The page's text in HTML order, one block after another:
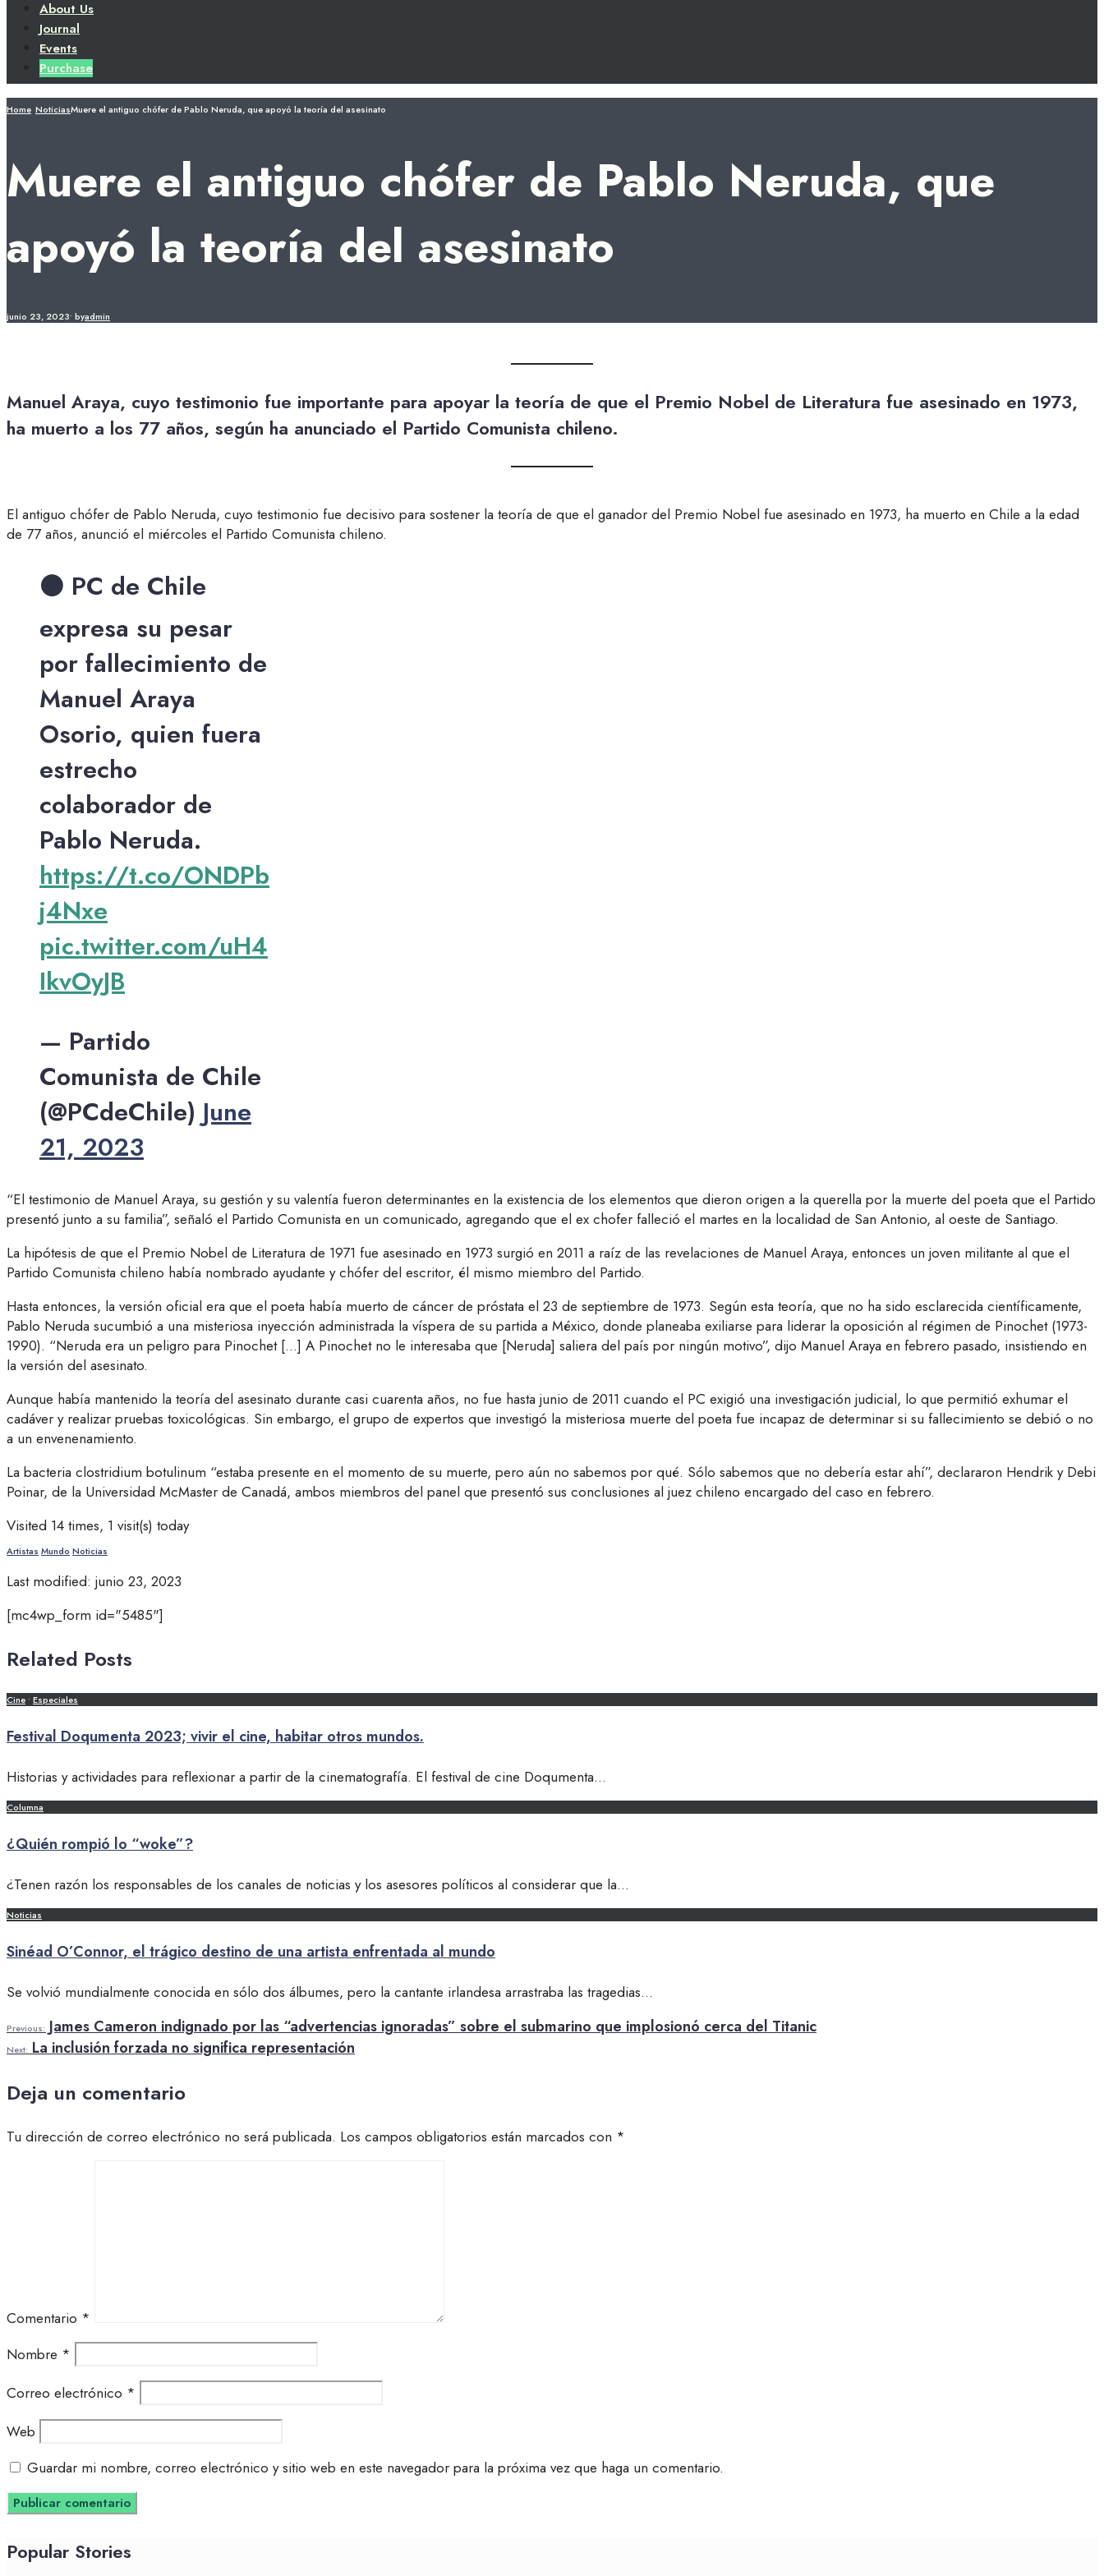
About Us
Journal
Events
Purchase
Home NoticiasMuere el antiguo chófer de Pablo Neruda, que apoyó la teoría del asesinato
Muere el antiguo chófer de Pablo Neruda, que
apoyó la teoría del asesinato
junio 23, 2023• byadmin
Manuel Araya, cuyo testimonio fue importante para apoyar la teoría de que el Premio Nobel de Literatura fue asesinado en 1973,
ha muerto a los 77 años, según ha anunciado el Partido Comunista chileno.
El antiguo chófer de Pablo Neruda, cuyo testimonio fue decisivo para sostener la teoría de que el ganador del Premio Nobel fue asesinado en 1973, ha muerto en Chile a la edad
de 77 años, anunció el miércoles el Partido Comunista chileno.
⚫️ PC de Chile
expresa su pesar
por fallecimiento de
Manuel Araya
Osorio, quien fuera
estrecho
colaborador de
Pablo Neruda.
https://t.co/ONDPb
j4Nxe
pic.twitter.com/uH4
IkvOyJB
— Partido
Comunista de Chile
(@PCdeChile) June
21, 2023
“El testimonio de Manuel Araya, su gestión y su valentía fueron determinantes en la existencia de los elementos que dieron origen a la querella por la muerte del poeta que el Partido
presentó junto a su familia”, señaló el Partido Comunista en un comunicado, agregando que el ex chofer falleció el martes en la localidad de San Antonio, al oeste de Santiago.
La hipótesis de que el Premio Nobel de Literatura de 1971 fue asesinado en 1973 surgió en 2011 a raíz de las revelaciones de Manuel Araya, entonces un joven militante al que el
Partido Comunista chileno había nombrado ayudante y chófer del escritor, él mismo miembro del Partido.
Hasta entonces, la versión oficial era que el poeta había muerto de cáncer de próstata el 23 de septiembre de 1973. Según esta teoría, que no ha sido esclarecida científicamente,
Pablo Neruda sucumbió a una misteriosa inyección administrada la víspera de su partida a México, donde planeaba exiliarse para liderar la oposición al régimen de Pinochet (1973-
1990). “Neruda era un peligro para Pinochet […] A Pinochet no le interesaba que [Neruda] saliera del país por ningún motivo”, dijo Manuel Araya en febrero pasado, insistiendo en
la versión del asesinato.
Aunque había mantenido la teoría del asesinato durante casi cuarenta años, no fue hasta junio de 2011 cuando el PC exigió una investigación judicial, lo que permitió exhumar el
cadáver y realizar pruebas toxicológicas. Sin embargo, el grupo de expertos que investigó la misteriosa muerte del poeta fue incapaz de determinar si su fallecimiento se debió o no
a un envenenamiento.
La bacteria clostridium botulinum “estaba presente en el momento de su muerte, pero aún no sabemos por qué. Sólo sabemos que no debería estar ahí”, declararon Hendrik y Debi
Poinar, de la Universidad McMaster de Canadá, ambos miembros del panel que presentó sus conclusiones al juez chileno encargado del caso en febrero.
Visited 14 times, 1 visit(s) today
Artistas Mundo Noticias
Last modified: junio 23, 2023
[mc4wp_form id="5485"]
Related Posts
Cine • Especiales
Festival Doqumenta 2023; vivir el cine, habitar otros mundos.
Historias y actividades para reflexionar a partir de la cinematografía. El festival de cine Doqumenta...
Columna
¿Quién rompió lo “woke”?
¿Tenen razón los responsables de los canales de noticias y los asesores políticos al considerar que la...
Noticias
Sinéad O’Connor, el trágico destino de una artista enfrentada al mundo
Se volvió mundialmente conocida en sólo dos álbumes, pero la cantante irlandesa arrastraba las tragedias...
Previous: James Cameron indignado por las “advertencias ignoradas” sobre el submarino que implosionó cerca del Titanic
Next: La inclusión forzada no significa representación
Deja un comentario
Tu dirección de correo electrónico no será publicada. Los campos obligatorios están marcados con *
Comentario *
Nombre *
Correo electrónico *
Web
Guardar mi nombre, correo electrónico y sitio web en este navegador para la próxima vez que haga un comentario.
Popular Stories